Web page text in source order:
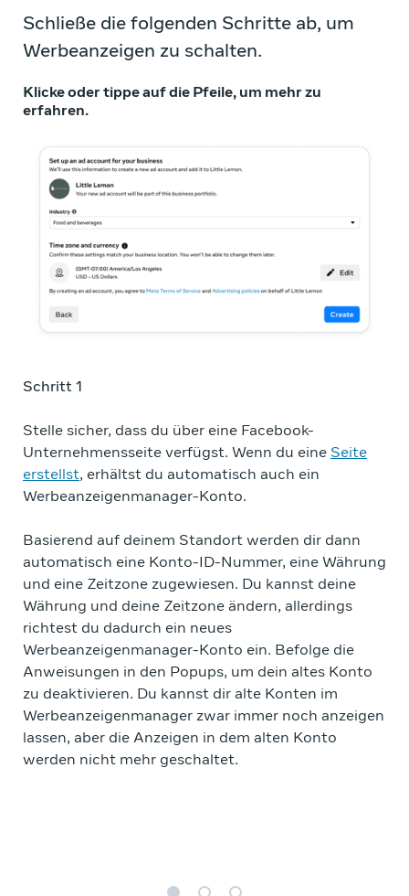
Schließe die folgenden Schritte ab, um
Werbeanzeigen zu schalten.
Klicke oder tippe auf die Pfeile, um mehr zu
erfahren.
Schritt 1
Stelle sicher, dass du über eine Facebook-
Unternehmensseite verfügst. Wenn du eine Seite
erstellst, erhältst du automatisch auch ein
Werbeanzeigenmanager-Konto.
Basierend auf deinem Standort werden dir dann
automatisch eine Konto-ID-Nummer, eine Währung
und eine Zeitzone zugewiesen. Du kannst deine
Währung und deine Zeitzone ändern, allerdings
richtest du dadurch ein neues
Werbeanzeigenmanager-Konto ein. Befolge die
Anweisungen in den Popups, um dein altes Konto
zu deaktivieren. Du kannst dir alte Konten im
Werbeanzeigenmanager zwar immer noch anzeigen
lassen, aber die Anzeigen in dem alten Konto
werden nicht mehr geschaltet.